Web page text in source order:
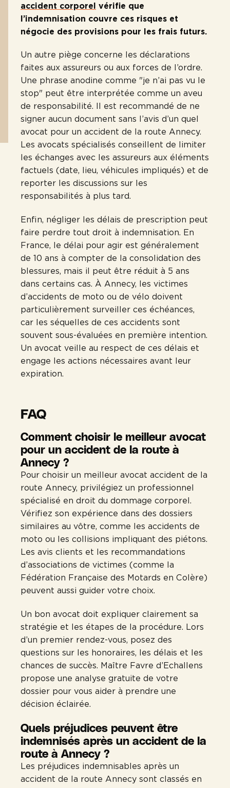
accident corporel vérifie que
l’indemnisation couvre ces risques et
négocie des provisions pour les frais futurs.
Un autre piège concerne les déclarations
faites aux assureurs ou aux forces de l’ordre.
Une phrase anodine comme "je n’ai pas vu le
stop" peut être interprétée comme un aveu
de responsabilité. Il est recommandé de ne
signer aucun document sans l’avis d’un quel
avocat pour un accident de la route Annecy.
Les avocats spécialisés conseillent de limiter
les échanges avec les assureurs aux éléments
factuels (date, lieu, véhicules impliqués) et de
reporter les discussions sur les
responsabilités à plus tard.
Enfin, négliger les délais de prescription peut
faire perdre tout droit à indemnisation. En
France, le délai pour agir est généralement
de 10 ans à compter de la consolidation des
blessures, mais il peut être réduit à 5 ans
dans certains cas. À Annecy, les victimes
d’accidents de moto ou de vélo doivent
particulièrement surveiller ces échéances,
car les séquelles de ces accidents sont
souvent sous-évaluées en première intention.
Un avocat veille au respect de ces délais et
engage les actions nécessaires avant leur
expiration.
FAQ
Comment choisir le meilleur avocat
pour un accident de la route à
Annecy ?
Pour choisir un meilleur avocat accident de la
route Annecy, privilégiez un professionnel
spécialisé en droit du dommage corporel.
Vérifiez son expérience dans des dossiers
similaires au vôtre, comme les accidents de
moto ou les collisions impliquant des piétons.
Les avis clients et les recommandations
d’associations de victimes (comme la
Fédération Française des Motards en Colère)
peuvent aussi guider votre choix.
Un bon avocat doit expliquer clairement sa
stratégie et les étapes de la procédure. Lors
d’un premier rendez-vous, posez des
questions sur les honoraires, les délais et les
chances de succès. Maître Favre d’Echallens
propose une analyse gratuite de votre
dossier pour vous aider à prendre une
décision éclairée.
Quels préjudices peuvent être
indemnisés après un accident de la
route à Annecy ?
Les préjudices indemnisables après un
accident de la route Annecy sont classés en